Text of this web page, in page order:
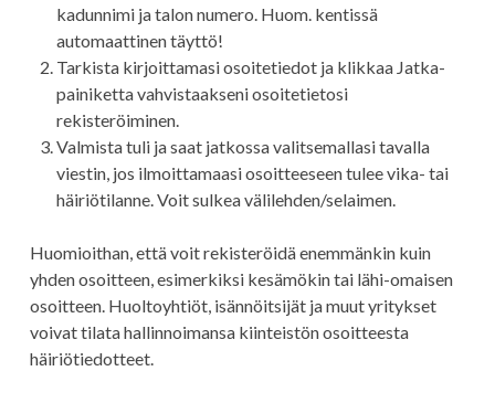
kadunnimi ja talon numero. Huom. kentissä
automaattinen täyttö!
Tarkista kirjoittamasi osoitetiedot ja klikkaa Jatka-
painiketta vahvistaakseni osoitetietosi
rekisteröiminen.
Valmista tuli ja saat jatkossa valitsemallasi tavalla
viestin, jos ilmoittamaasi osoitteeseen tulee vika- tai
häiriötilanne. Voit sulkea välilehden/selaimen.
Huomioithan, että voit rekisteröidä enemmänkin kuin
yhden osoitteen, esimerkiksi kesämökin tai lähi-omaisen
osoitteen. Huoltoyhtiöt, isännöitsijät ja muut yritykset
voivat tilata hallinnoimansa kiinteistön osoitteesta
häiriötiedotteet.